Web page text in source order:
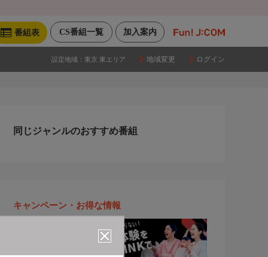
加入案内
CS番組一覧
番組表
設定地域： 東京 東エリア 地域変更 ログイン
同じジャンルのおすすめ番組
キャンペーン・お得な情報